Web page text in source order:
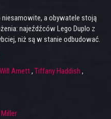
niesamowite, a obywatele stoją
najeźdźców Lego Duplo z
niż są w stanie odbudować.
Will Arnett, Tiffany Haddish ,